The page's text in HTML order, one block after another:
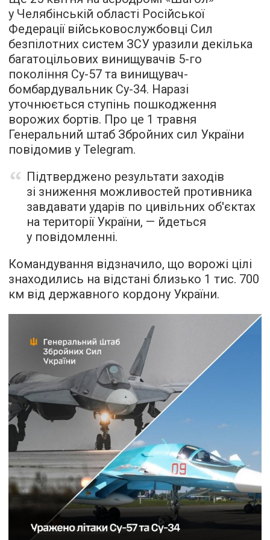
у Челябінській області Російської
Федерації військовослужбовці Сил
безпілотних систем ЗСУ уразили декілька
багатоцільових винищувачів 5-го
покоління Су-57 та винищувач-
бомбардувальник Су-34. Наразі
уточнюється ступінь пошкодження
ворожих бортів. Про це 1 травня
Генеральний штаб Збройних сил України
повідомив у Telegram.
Підтверджено результати заходів
зі зниження можливостей противника
завдавати ударів по цивільних об'єктах
на території України, — йдеться
у повідомленні.
Командування відзначило, що ворожі цілі
знаходились на відстані близько 1 тис. 700
км від державного кордону України.